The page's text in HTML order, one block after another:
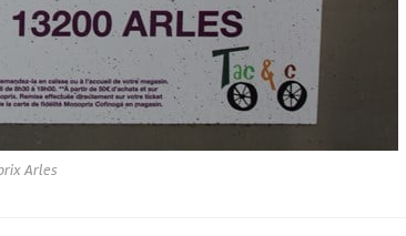
Arles